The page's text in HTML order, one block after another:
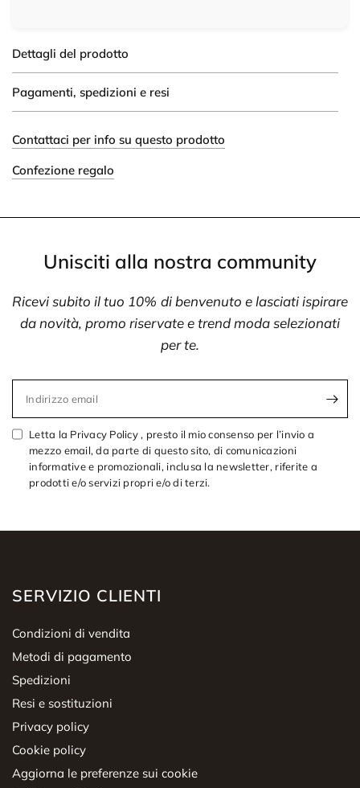
Dettagli del prodotto
Pagamenti, spedizioni e resi
Contattaci per info su questo prodotto
Confezione regalo
Unisciti alla nostra community
Ricevi subito il tuo 10% di benvenuto e lasciati ispirare
da novità, promo riservate e trend moda selezionati
per te.
Indirizzo email
Letta la Privacy Policy , presto il mio consenso per l’invio a
mezzo email, da parte di questo sito, di comunicazioni
informative e promozionali, inclusa la newsletter, riferite a
prodotti e/o servizi propri e/o di terzi.
SERVIZIO CLIENTI
Condizioni di vendita
Metodi di pagamento
Spedizioni
Resi e sostituzioni
Privacy policy
Cookie policy
Aggiorna le preferenze sui cookie